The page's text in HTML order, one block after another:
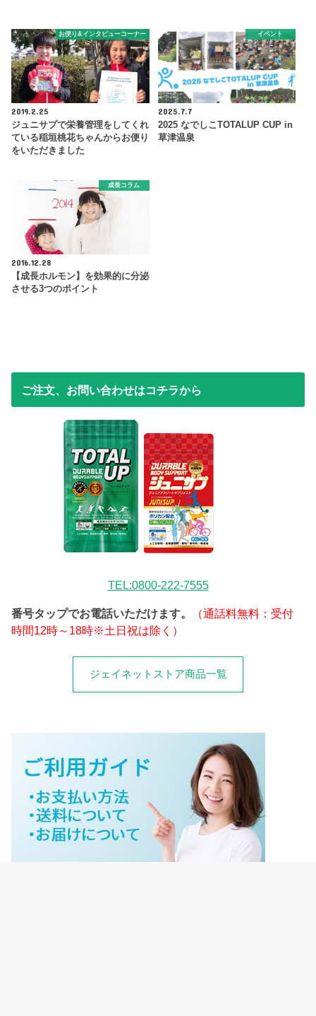
お便り&インタビューコーナー
2019.2.25
ジュニサプで栄養管理をしてくれ
ている稲垣桃花ちゃんからお便り
をいただきました
イベント
2025.7.7
2025 なでしこTOTALUP CUP in
草津温泉
成長コラム
2016.12.28
【成長ホルモン】を効果的に分泌
させる3つのポイント
ご注文、お問い合わせはコチラから
TEL:0800-222-7555
番号タップでお電話いただけます。
（通話料無料：受付
時間12時～18時※土日祝は除く）
ジェイネットストア商品一覧